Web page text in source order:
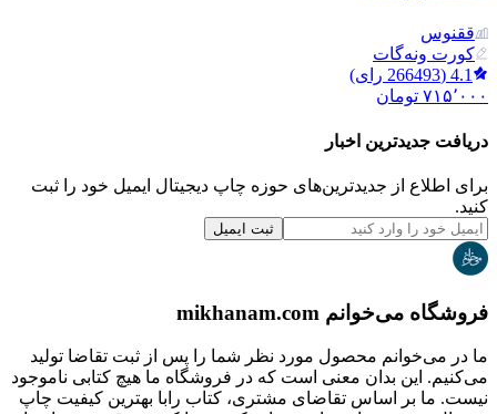
ققنوس
کورت ونه‌گات
4.1
(
266493 رای)
۷۱۵٬۰۰۰ تومان
دریافت جدیدترین‌ اخبار
برای اطلاع از جدیدترین‌های حوزه چاپ دیجیتال ایمیل خود را ثبت
کنید.
ثبت ایمیل
فروشگاه می‌خوانم mikhanam.com
ما در می‌خوانم محصول مورد نظر شما را پس از ثبت تقاضا تولید
می‌کنیم. این بدان معنی است که در فروشگاه ما هیچ کتابی ناموجود
نیست. ما بر اساس تقاضای مشتری، کتاب رابا بهترین کیفیت چاپ